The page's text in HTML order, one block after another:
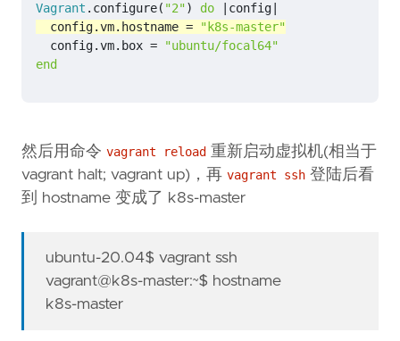
Vagrant . configure( "2") do config
config.vm. hostname =
"k8s-master"
config.vm. box =
"ubuntu/focal64"
end
然后用命令 vagrant reload 重新启动虚拟机(相当于
vagrant halt; vagrant up)，再 vagrant ssh 登陆后看
到 hostname 变成了 k8s-master
ubuntu-20.04$ vagrant ssh
vagrant@k8s-master:~$ hostname
k8s-master